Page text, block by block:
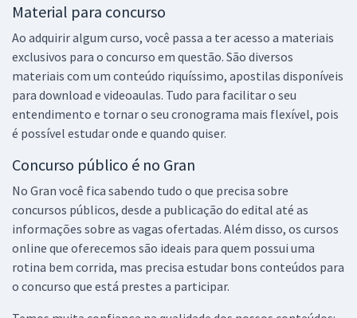
Material para concurso
Ao adquirir algum curso, você passa a ter acesso a materiais
exclusivos para o concurso em questão. São diversos
materiais com um conteúdo riquíssimo, apostilas disponíveis
para download e videoaulas. Tudo para facilitar o seu
entendimento e tornar o seu cronograma mais flexível, pois
é possível estudar onde e quando quiser.
Concurso público é no Gran
No Gran você fica sabendo tudo o que precisa sobre
concursos públicos, desde a publicação do edital até as
informações sobre as vagas ofertadas. Além disso, os cursos
online que oferecemos são ideais para quem possui uma
rotina bem corrida, mas precisa estudar bons conteúdos para
o concurso que está prestes a participar.